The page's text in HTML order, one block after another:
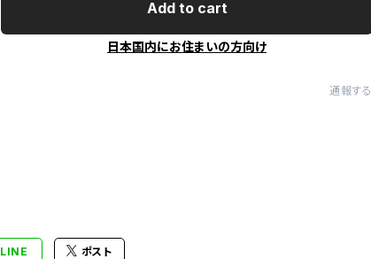
Add to cart
日本国内にお住まいの方向け
通報する
LINE ポスト